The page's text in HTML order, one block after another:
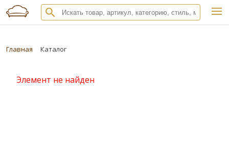
Главная Каталог
Элемент не найден